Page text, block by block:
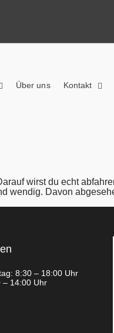
Über uns Kontakt
wirst du echt
wendig. Davon
8:30 – 18:00 Uhr
– 14:00 Uhr